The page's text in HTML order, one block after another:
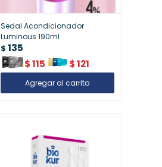
Sedal Acondicionador
Luminous 190ml
$ 135
$115 $121